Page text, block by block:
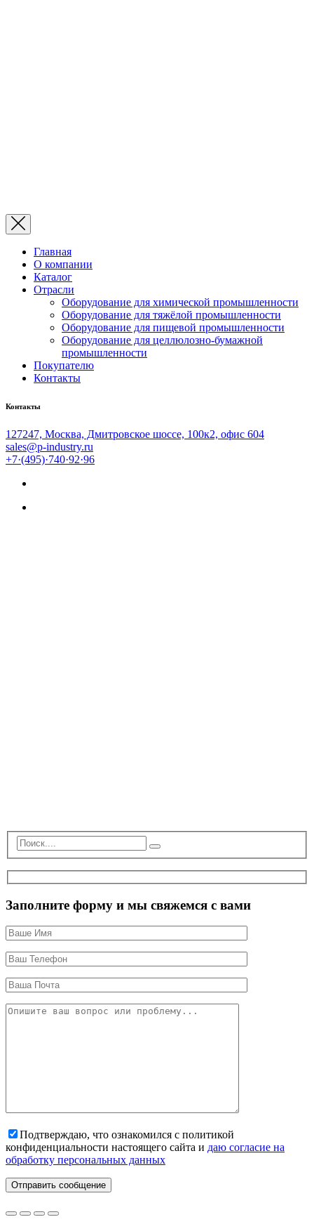
Главная
О компании
Каталог
Отрасли
Оборудование для химической промышленности
Оборудование для тяжёлой промышленности
Оборудование для пищевой промышленности
Оборудование для целлюлозно-бумажной
промышленности
Покупателю
Контакты
Контакты
127247, Москва, Дмитровское шоссе, 100к2, офис 604
sales@p-industry.ru
+7·(495)·740·92·96
Заполните форму и мы свяжемся с вами
Подтверждаю, что ознакомился с политикой
конфиденциальности настоящего сайта и даю согласие на
обработку персональных данных